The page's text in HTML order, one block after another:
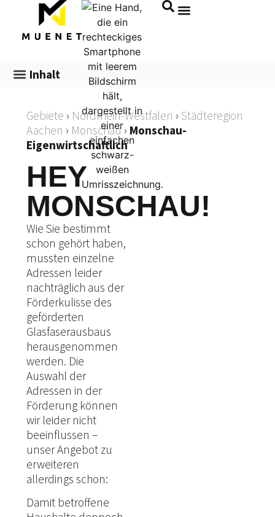
Inhalt
Gebiete › Nordrhein-Westfalen ›Städteregion
Aachen › Monschau › Monschau-
Eigenwirtschaftlich
HEY
MONSCHAU!
Wie Sie bestimmt
schon gehört haben,
mussten einzelne
Adressen leider
nachträglich aus der
Förderkulisse des
geförderten
Glasfaserausbaus
herausgenommen
werden. Die
Auswahl der
Adressen in der
Förderung können
wir leider nicht
beeinflussen –
unser Angebot zu
erweiteren
allerdings schon:
Damit betroffene